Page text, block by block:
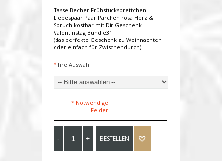
Tasse Becher Frühstücksbrettchen
Liebespaar Paar Pärchen rosa Herz &
Spruch kostbar mit Dir Geschenk
Valentinstag Bundle31
(das perfekte Geschenk zu Weihnachten
oder einfach für Zwischendurch)
*Ihre Auswahl
* Notwendige
Felder
BESTELLEN